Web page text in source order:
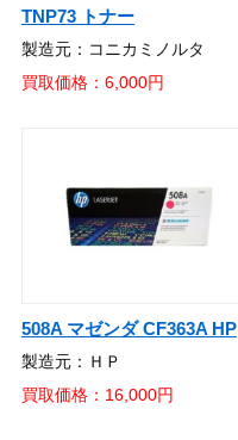
TNP73 トナー
製造元：コニカミノルタ
買取価格：6,000円
508A マゼンダ CF363A HP
製造元：ＨＰ
買取価格：16,000円